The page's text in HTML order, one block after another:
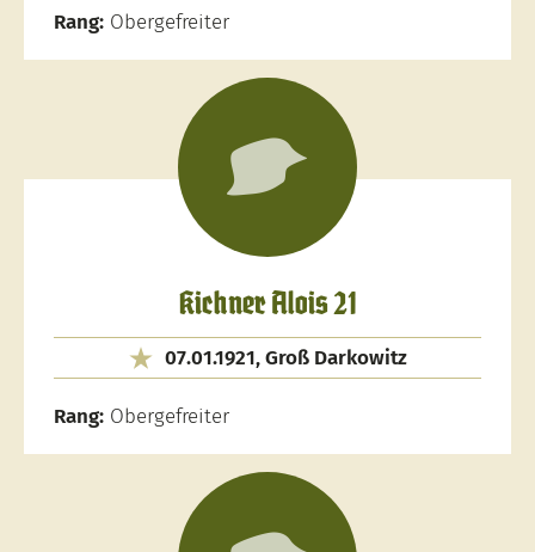
Rang: Obergefreiter
Kichner Alois 21
07.01.1921, Groß Darkowitz
Rang: Obergefreiter